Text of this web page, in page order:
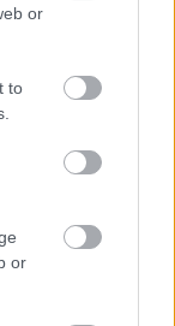
or
to
or
τα λάστιχα